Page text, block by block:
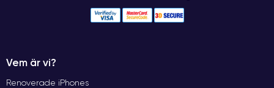
Vem är vi?
Renoverade iPhones